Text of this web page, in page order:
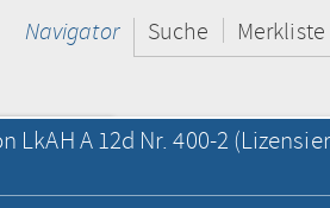
Navigator Suche Merkliste
LkAH A 12d Nr. 400-2